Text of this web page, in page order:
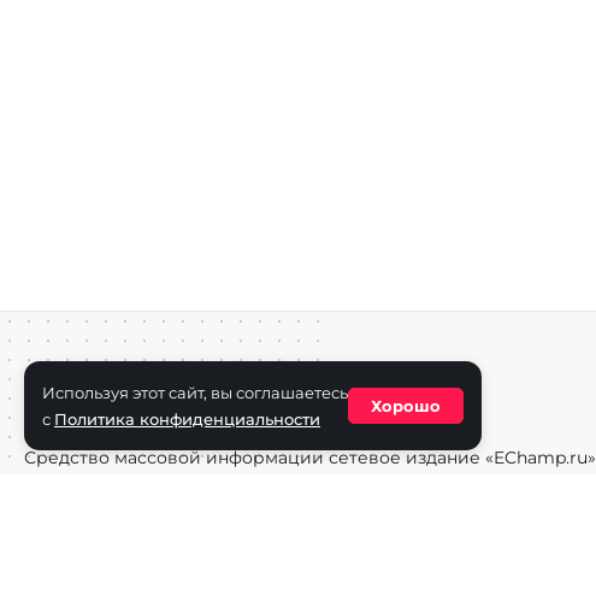
Средство массовой информации сетевое издание «EChamp.ru»
Используя этот сайт, вы соглашаетесь
с Политика конфиденциальности
Хорошо